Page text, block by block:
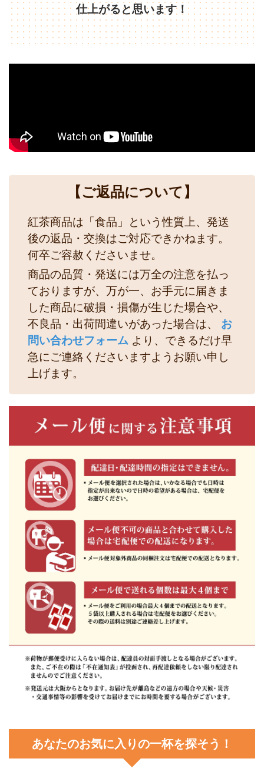
仕上がると思います！
【ご返品について】
紅茶商品は「食品」という性質上、発送
後の返品・交換はご対応できかねます。
何卒ご容赦くださいませ。
商品の品質・発送には万全の注意を払っ
ておりますが、万が一、お手元に届きま
した商品に破損・損傷が生じた場合や、
不良品・出荷間違いがあった場合は、
お
問い合わせフォーム より、できるだけ早
急にご連絡くださいますようお願い申し
上げます。
あなたのお気に入りの一杯を探そう！